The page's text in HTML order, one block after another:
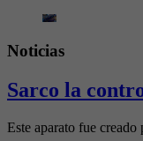
Noticias
Sarco la
Este aparato fue